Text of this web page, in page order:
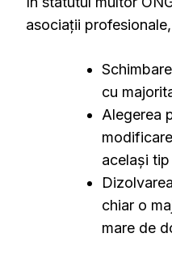
asociații
cu
Alegerea
același
chiar o
mare de